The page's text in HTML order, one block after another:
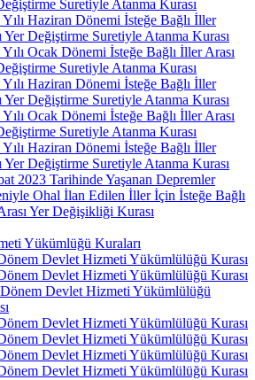
Suretiyle Atanma Kurası
Yılı Haziran Dönemi İsteğe Bağlı İller
Yer Değiştirme Suretiyle Atanma Kurası
Yılı Ocak Dönemi İsteğe Bağlı İller Arası
Suretiyle Atanma Kurası
Yılı Haziran Dönemi İsteğe Bağlı İller
Yer Değiştirme Suretiyle Atanma Kurası
Yılı Ocak Dönemi İsteğe Bağlı İller Arası
Suretiyle Atanma Kurası
Yılı Haziran Dönemi İsteğe Bağlı İller
Yer Değiştirme Suretiyle Atanma Kurası
2023 Tarihinde Yaşanan Depremler
Ohal İlan Edilen İller İçin İsteğe Bağlı
Yer Değişikliği Kurası
Yükümlüğü Kuraları
Devlet Hizmeti Yükümlülüğü Kurası
Devlet Hizmeti Yükümlülüğü Kurası
Devlet Hizmeti Yükümlülüğü
Devlet Hizmeti Yükümlülüğü Kurası
Devlet Hizmeti Yükümlülüğü Kurası
Devlet Hizmeti Yükümlülüğü Kurası
Devlet Hizmeti Yükümlülüğü Kurası